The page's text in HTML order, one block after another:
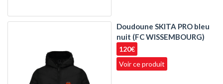
Doudoune SKITA PRO bleu
nuit (FC WISSEMBOURG)
120€
Voir ce produit